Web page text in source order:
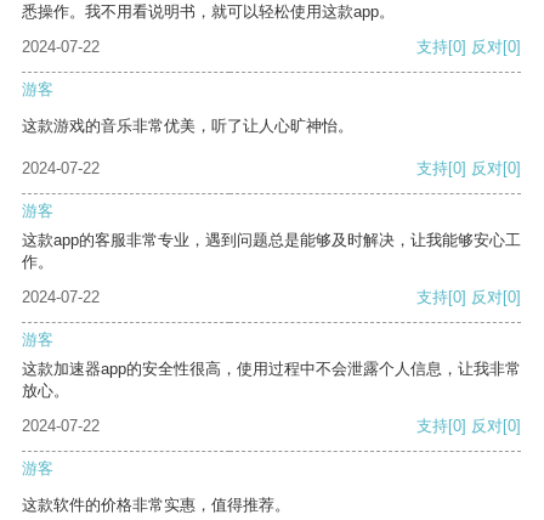
悉操作。我不用看说明书，就可以轻松使用这款app。
2024-07-22
支持[0] 反对[0]
游客
这款游戏的音乐非常优美，听了让人心旷神怡。
2024-07-22 支持[0] 反对[0]
游客
这款app的客服非常专业，遇到问题总是能够及时解决，让我能够安心工
作。
2024-07-22
支持[0] 反对[0]
游客
这款加速器app的安全性很高，使用过程中不会泄露个人信息，让我非常
放心。
2024-07-22
支持[0] 反对[0]
游客
这款软件的价格非常实惠，值得推荐。